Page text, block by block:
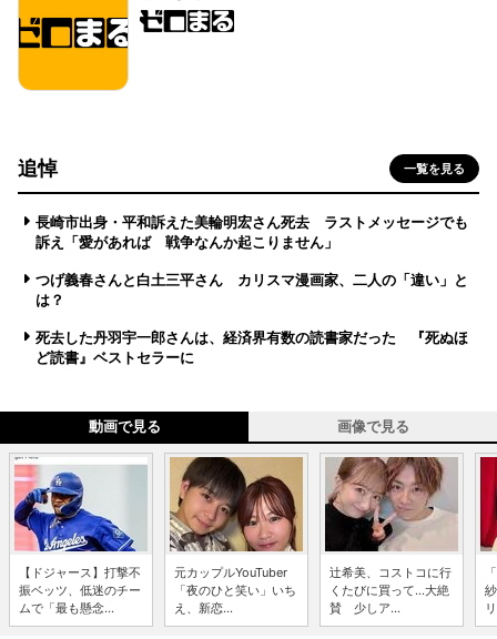
追悼 一覧を見る
長崎市出身・平和訴えた美輪明宏さん死去 ラストメッセージでも
訴え「愛があれば 戦争なんか起こりません」
つげ義春さんと白土三平さん カリスマ漫画家、二人の「違い」と
は？
死去した丹羽宇一郎さんは、経済界有数の読書家だった 『死ぬほ
ど読書』ベストセラーに
動画で見る 画像で見る
【ドジャース】打撃不
振ベッツ、低迷のチー
ムで「最も懸念...
元カップルYouTuber
「夜のひと笑い」いち
え、新恋...
辻希美、コストコに行
くたびに買って...大絶
賛 少しア...